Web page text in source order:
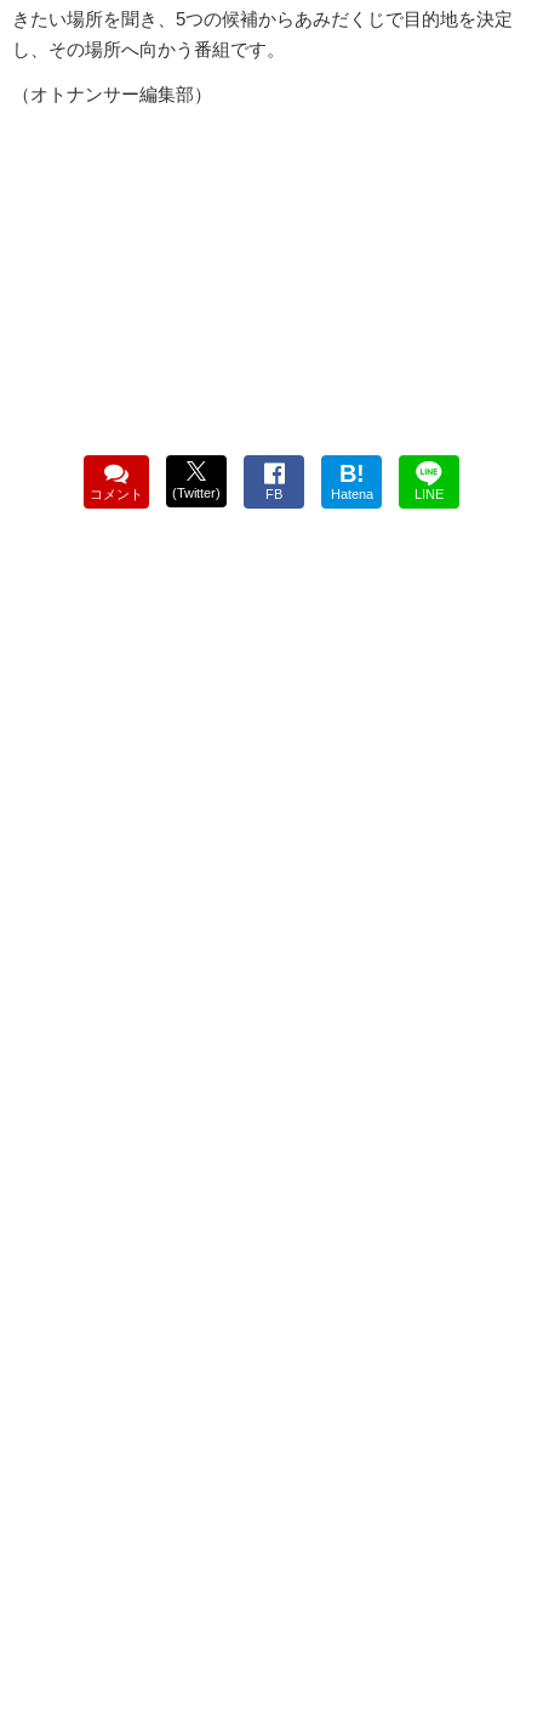
きたい場所を聞き、5つの候補からあみだくじで目的地を決定
し、その場所へ向かう番組です。
（オトナンサー編集部）
コメント (Twitter) FB
B!
Hatena LINE